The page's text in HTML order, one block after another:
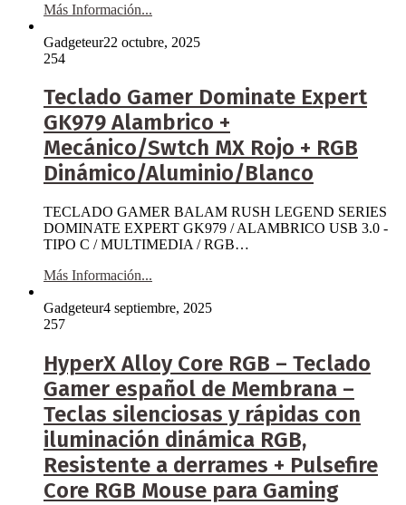
Más Información...
Gadgeteur22 octubre, 2025
254
Teclado Gamer Dominate Expert
GK979 Alambrico +
Mecánico/Swtch MX Rojo + RGB
Dinámico/Aluminio/Blanco
TECLADO GAMER BALAM RUSH LEGEND SERIES
DOMINATE EXPERT GK979 / ALAMBRICO USB 3.0 -
TIPO C / MULTIMEDIA / RGB…
Más Información...
Gadgeteur4 septiembre, 2025
257
HyperX Alloy Core RGB – Teclado
Gamer español de Membrana –
Teclas silenciosas y rápidas con
iluminación dinámica RGB,
Resistente a derrames + Pulsefire
Core RGB Mouse para Gaming